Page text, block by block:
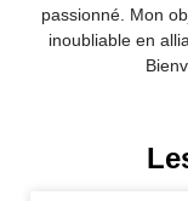
passionné. Mon
inoubliable en